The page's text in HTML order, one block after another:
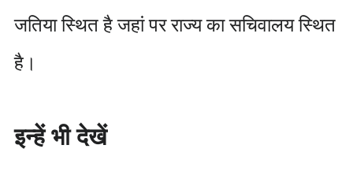
जतिया स्थित है जहां पर राज्य का सचिवालय स्थित
है।
इन्हें भी देखें